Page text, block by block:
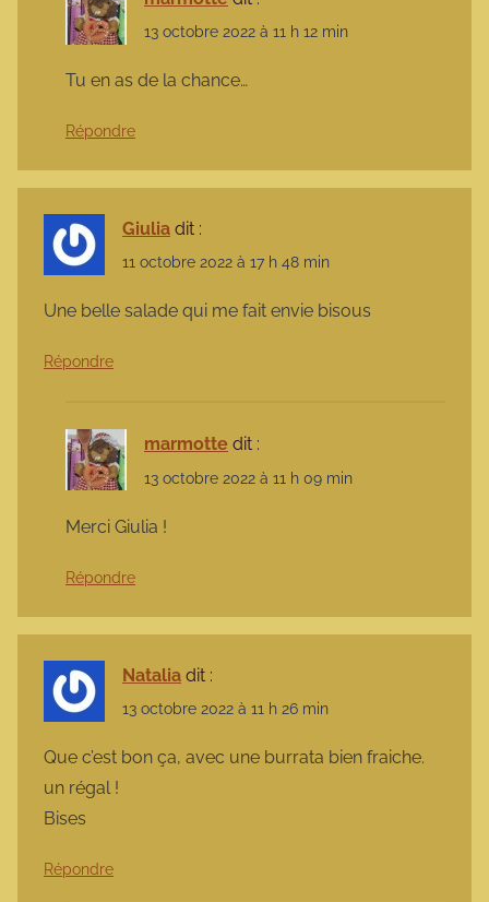
13 octobre 2022 à 11 h 12 min
Tu en as de la chance…
Répondre
Giulia dit :
11 octobre 2022 à 17 h 48 min
Une belle salade qui me fait envie bisous
Répondre
marmotte dit :
13 octobre 2022 à 11 h 09 min
Merci Giulia !
Répondre
Natalia dit :
13 octobre 2022 à 11 h 26 min
Que c’est bon ça, avec une burrata bien fraiche.
un régal !
Bises
Répondre